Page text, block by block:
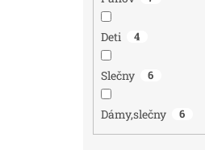
Deti 4
Slečny 6
Dámy,slečny 6